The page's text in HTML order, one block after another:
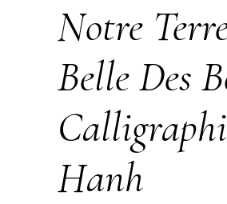
Notre
Belle Des
Hanh